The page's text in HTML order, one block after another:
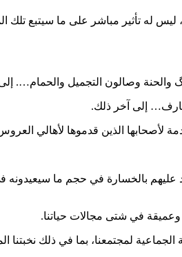
له تأثير مباشر على ما سيتبع
بالخسارة في حجم ما سيعيدونه
في شتى مجالات حياتنا.
لمجتمعنا، بما في ذلك نخبتنا